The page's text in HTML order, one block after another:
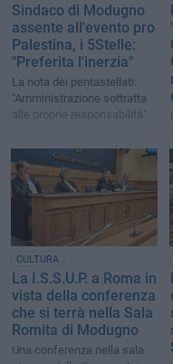
Sindaco di Modugno
assente all'evento pro
Palestina, i 5Stelle:
"Preferita l'inerzia"
La nota dei pentastellati:
"Amministrazione sottratta
alle proprie responsabilità"
CULTURA
La I.S.S.U.P. a Roma in
vista della conferenza
che si terrà nella Sala
Romita di Modugno
Una conferenza nella sala